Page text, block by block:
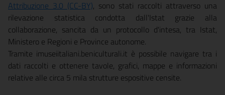
Attribuzione 3.0 (CC-BY), sono stati raccolti attraverso una
rilevazione statistica condotta dall'Istat grazie alla
collaborazione, sancita da un protocollo d'intesa, tra Istat,
Ministero e Regioni e Province autonome.
Tramite imuseiitaliani.beniculturali.it è possibile navigare tra i
dati raccolti e ottenere tavole, grafici, mappe e informazioni
relative alle circa 5 mila strutture espositive censite.